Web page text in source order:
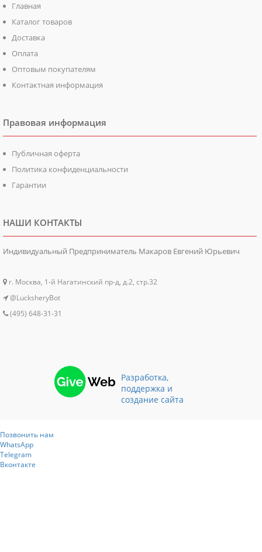
Главная
Каталог товаров
Доставка
Оплата
Оптовым покупателям
Контактная информация
Правовая информация
Публичная оферта
Политика конфиденциальности
Гарантии
НАШИ КОНТАКТЫ
Индивидуальный Предприниматель Макаров Евгений Юрьевич
г. Москва, 1-й Нагатинский пр-д, д.2, стр.32
@LucksheryBot
(495) 648-31-31
Разработка,
поддержка и
создание сайта
Позвонить нам
WhatsApp
Telegram
Вконтакте